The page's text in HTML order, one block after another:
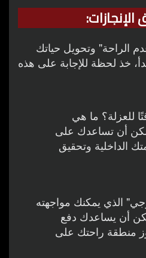
الإنجازات:
الراحة" وتحويل حياتك
خذ لحظة للإجابة على هذه
للعزلة؟ ما هي
أن تساعدك على
الداخلية وتحقيق
الذي يمكنك مواجهته
أن يساعدك دفع
منطقة راحتك على